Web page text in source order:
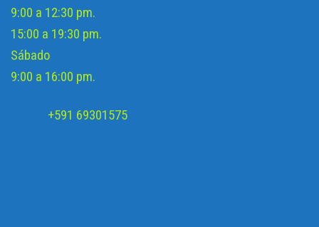
9:00 a 12:30 pm.
15:00 a 19:30 pm.
Sábado
9:00 a 16:00 pm.
+591 69301575